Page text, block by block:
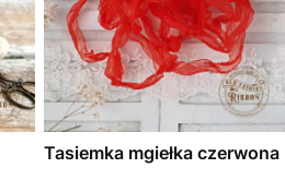
Tasiemka mgiełka czerwona